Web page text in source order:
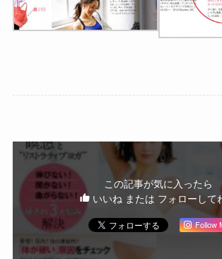
この記事が気に入ったら
いいね または フォローして
Follow